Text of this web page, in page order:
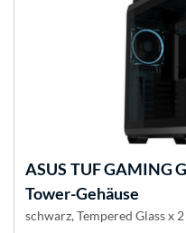
ASUS TUF GAMING
Tower-Gehäuse
schwarz, Tempered Glass x 2